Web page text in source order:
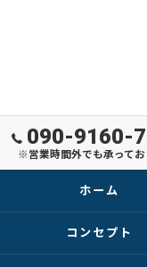
090-9160-
※営業時間外でも承ってお
ホーム
コンセプト